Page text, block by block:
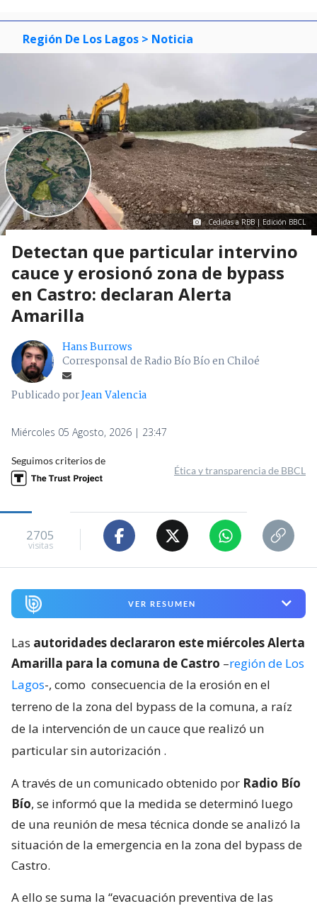
Región De Los Lagos > Noticia
Cedidas a RBB | Edición BBCL
Detectan que particular intervino
cauce y erosionó zona de bypass
en Castro: declaran Alerta
Amarilla
Hans Burrows
Corresponsal de Radio Bío Bío en Chiloé
Publicado porJean Valencia
Miércoles 05 Agosto, 2026 | 23:47
Seguimos criterios de
Ética y transparencia de BBCL
2705
visitas
VER RESUMEN
Las autoridades declararon este miércoles Alerta
Amarilla para la comuna de Castro –región de Los
Lagos-, como consecuencia de la erosión en el
terreno de la zona del bypass de la comuna, a raíz
de la intervención de un cauce que realizó un
particular sin autorización .
A través de un comunicado obtenido por Radio Bío
Bío, se informó que la medida se determinó luego
de una reunión de mesa técnica donde se analizó la
situación de la emergencia en la zona del bypass de
Castro.
A ello se suma la “evacuación preventiva de las